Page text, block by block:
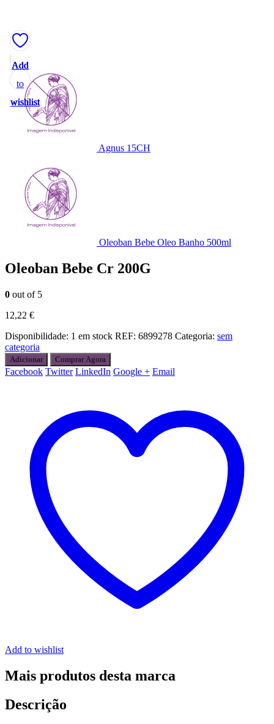
Agnus 15CH
Oleoban Bebe Oleo Banho 500ml
Oleoban Bebe Cr 200G
0 out of 5
12,22 €
Disponibilidade: 1 em stock REF: 6899278 Categoria: sem
categoria
Adicionar Comprar Agora
Facebook Twitter LinkedIn Google + Email
Add to wishlist
Mais produtos desta marca
Descrição
Add
to
wishlist
Add
to
wishlist
Add
to
wishlist
Add
to
wishlist
Add
to
wishlist